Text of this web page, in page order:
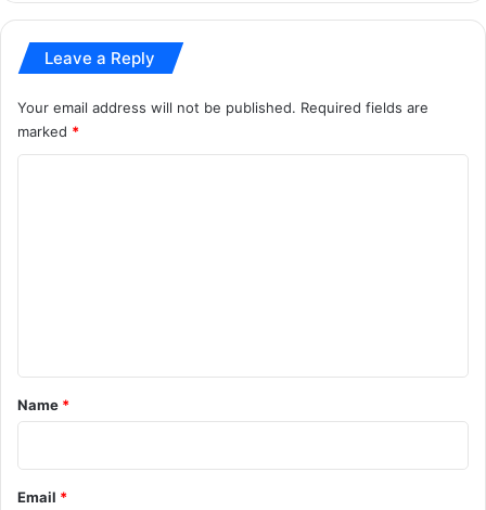
ज्य
औ
र
द्र
आ
म
Leave a Reply
Your email address will not be published. Required fields are
marked *
*
Name *
Email *